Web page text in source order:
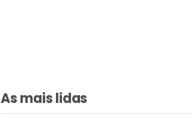
As mais lidas